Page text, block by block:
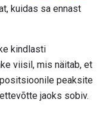
kuidas sa ennast
kindlasti
viisil, mis näitab, et
peaksite
jaoks sobiv.